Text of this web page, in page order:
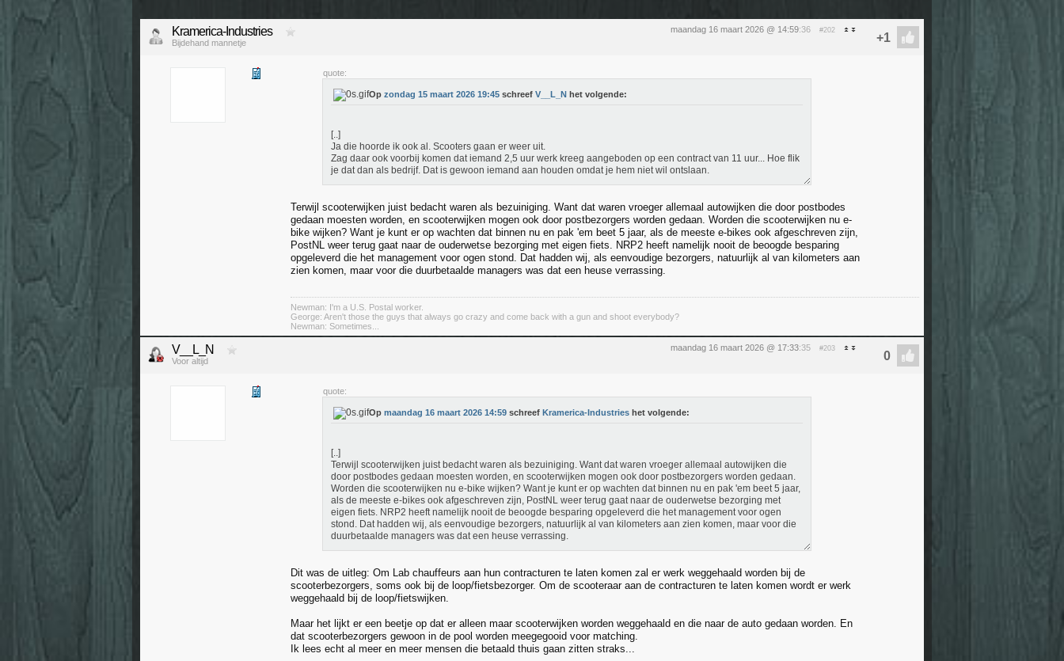
maandag 16 maart 2026 @ 14:59:36 #202
Kramerica-Industries
Bijdehand mannetje
quote:
Op zondag 15 maart 2026 19:45 schreef V__L_N het volgende:
[..]
Ja die hoorde ik ook al. Scooters gaan er weer uit.
Zag daar ook voorbij komen dat iemand 2,5 uur werk kreeg aangeboden op een contract van 11 uur... Hoe flik
je dat dan als bedrijf. Dat is gewoon iemand aan houden omdat je hem niet wil ontslaan.
Terwijl scooterwijken juist bedacht waren als bezuiniging. Want dat waren vroeger allemaal autowijken die door postbodes
gedaan moesten worden, en scooterwijken mogen ook door postbezorgers worden gedaan. Worden die scooterwijken nu e-
bike wijken? Want je kunt er op wachten dat binnen nu en pak 'em beet 5 jaar, als de meeste e-bikes ook afgeschreven zijn,
PostNL weer terug gaat naar de ouderwetse bezorging met eigen fiets. NRP2 heeft namelijk nooit de beoogde besparing
opgeleverd die het management voor ogen stond. Dat hadden wij, als eenvoudige bezorgers, natuurlijk al van kilometers aan
zien komen, maar voor die duurbetaalde managers was dat een heuse verrassing.
Newman: I'm a U.S. Postal worker.
George: Aren't those the guys that always go crazy and come back with a gun and shoot everybody?
Newman: Sometimes...
maandag 16 maart 2026 @ 17:33:35 #203
V__L_N
Voor altijd
quote:
Op maandag 16 maart 2026 14:59 schreef Kramerica-Industries het volgende:
[..]
Terwijl scooterwijken juist bedacht waren als bezuiniging. Want dat waren vroeger allemaal autowijken die
door postbodes gedaan moesten worden, en scooterwijken mogen ook door postbezorgers worden gedaan.
Worden die scooterwijken nu e-bike wijken? Want je kunt er op wachten dat binnen nu en pak 'em beet 5 jaar,
als de meeste e-bikes ook afgeschreven zijn, PostNL weer terug gaat naar de ouderwetse bezorging met
eigen fiets. NRP2 heeft namelijk nooit de beoogde besparing opgeleverd die het management voor ogen
stond. Dat hadden wij, als eenvoudige bezorgers, natuurlijk al van kilometers aan zien komen, maar voor die
duurbetaalde managers was dat een heuse verrassing.
Dit was de uitleg: Om Lab chauffeurs aan hun contracturen te laten komen zal er werk weggehaald worden bij de
scooterbezorgers, soms ook bij de loop/fietsbezorger. Om de scooteraar aan de contracturen te laten komen wordt er werk
weggehaald bij de loop/fietswijken.
Maar het lijkt er een beetje op dat er alleen maar scooterwijken worden weggehaald en die naar de auto gedaan worden. En
dat scooterbezorgers gewoon in de pool worden meegegooid voor matching.
Ik lees echt al meer en meer mensen die betaald thuis gaan zitten straks...